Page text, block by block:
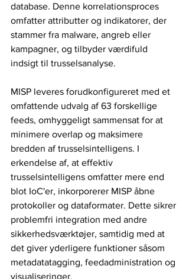
database. Denne korrelationsproces
omfatter attributter og indikatorer, der
stammer fra malware, angreb eller
kampagner, og tilbyder værdifuld
indsigt til trusselsanalyse.
MISP leveres forudkonfigureret med et
omfattende udvalg af 63 forskellige
feeds, omhyggeligt sammensat for at
minimere overlap og maksimere
bredden af ​​trusselsintelligens. I
erkendelse af, at effektiv
trusselsintelligens omfatter mere end
blot IoC'er, inkorporerer MISP åbne
protokoller og dataformater. Dette sikrer
problemfri integration med andre
sikkerhedsværktøjer, samtidig med at
det giver yderligere funktioner såsom
metadatatagging, feedadministration og
visualiseringer.